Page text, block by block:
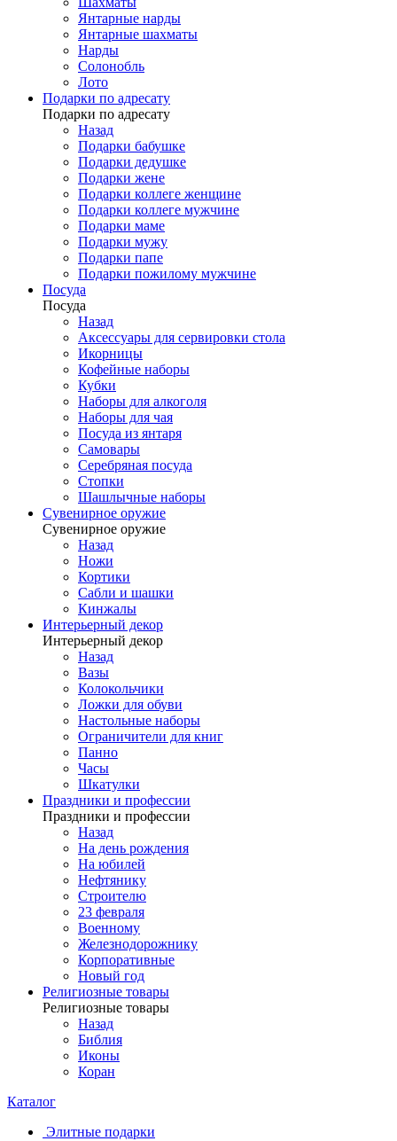
Янтарные нарды
Янтарные шахматы
Нарды
Солонобль
Лото
Подарки по адресату
Подарки по адресату
Назад
Подарки бабушке
Подарки дедушке
Подарки жене
Подарки коллеге женщине
Подарки коллеге мужчине
Подарки маме
Подарки мужу
Подарки папе
Подарки пожилому мужчине
Посуда
Посуда
Назад
Аксессуары для сервировки стола
Икорницы
Кофейные наборы
Кубки
Наборы для алкоголя
Наборы для чая
Посуда из янтаря
Самовары
Серебряная посуда
Стопки
Шашлычные наборы
Сувенирное оружие
Сувенирное оружие
Назад
Ножи
Кортики
Сабли и шашки
Кинжалы
Интерьерный декор
Интерьерный декор
Назад
Вазы
Колокольчики
Ложки для обуви
Настольные наборы
Ограничители для книг
Панно
Часы
Шкатулки
Праздники и профессии
Праздники и профессии
Назад
На день рождения
На юбилей
Нефтянику
Строителю
23 февраля
Военному
Железнодорожнику
Корпоративные
Новый год
Религиозные товары
Религиозные товары
Назад
Библия
Иконы
Коран
Каталог
Элитные подарки